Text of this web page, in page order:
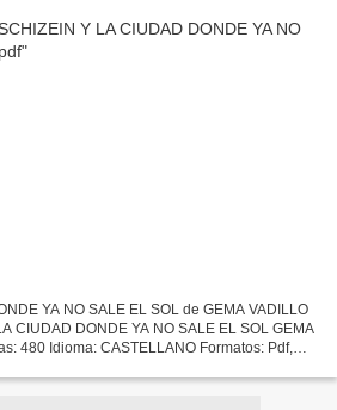
YA NO SALE EL SOL de GEMA VADILLO
CIUDAD DONDE YA NO SALE EL SOL GEMA
480 Idioma: CASTELLANO Formatos: Pdf,